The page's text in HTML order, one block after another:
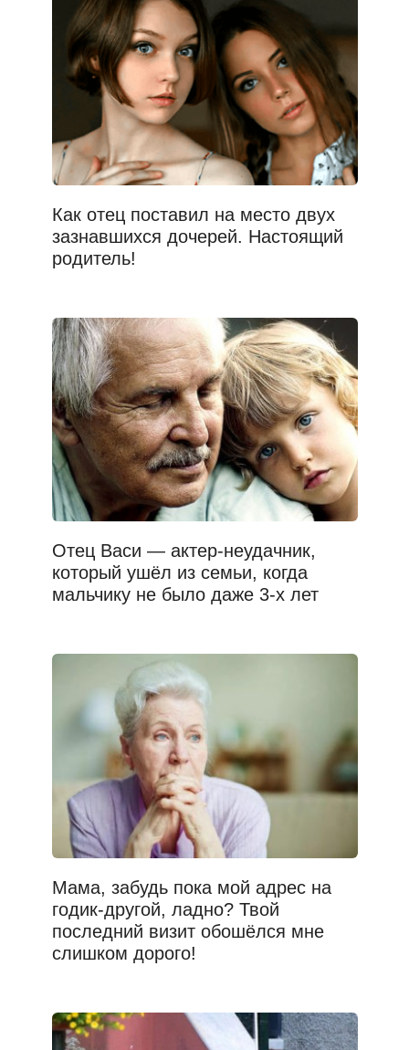
Как отец поставил на место двух
зазнавшихся дочерей. Настоящий
родитель!
Отец Васи — актер-неудачник,
который ушёл из семьи, когда
мальчику не было даже 3-х лет
Мама, забудь пока мой адрес на
годик-другой, ладно? Твой
последний визит обошёлся мне
слишком дорого!